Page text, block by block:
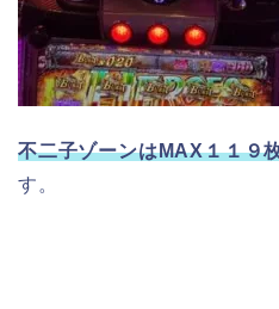
不二子ゾーンはMAX１１９
す。